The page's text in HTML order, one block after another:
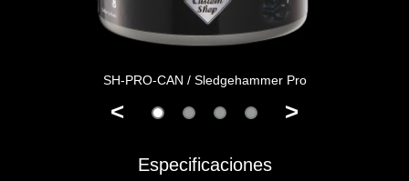
SH-PRO-CAN / Sledgehammer Pro
< >
Especificaciones